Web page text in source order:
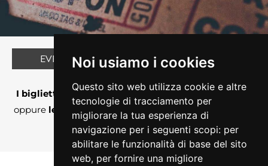
Noi usiamo i cookies
Questo sito web utilizza cookie e altre
tecnologie di tracciamento per
migliorare la tua esperienza di
navigazione per i seguenti scopi: per
abilitare le funzionalità di base del sito
web, per fornire una migliore
EVENTO AL MOMENTO NON DISPONIBILE
I biglietti non sono ancora in vendita su Vivaticket
oppure le vendite sono momentaneamente sospese
o chiuse